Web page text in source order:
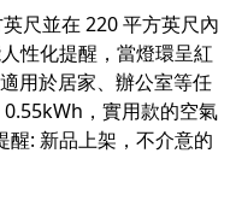
尺並在 220 平方英尺內
性化提醒，當燈環呈紅
用於居家、辦公室等任
，實用款的空氣
醒: 新品上架，不介意的